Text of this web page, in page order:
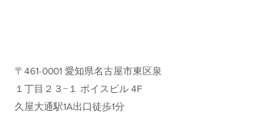
〒461-0001 愛知県名古屋市東区泉
１丁目２３−１ ボイスビル 4F
久屋大通駅1A出口徒歩1分